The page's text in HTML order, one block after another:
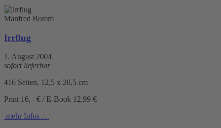
Manfred Bomm
Irrflug
1. August 2004
sofort lieferbar
416 Seiten, 12,5 x 20,5 cm
Print 16,– € / E-Book 12,99 €
mehr Infos …